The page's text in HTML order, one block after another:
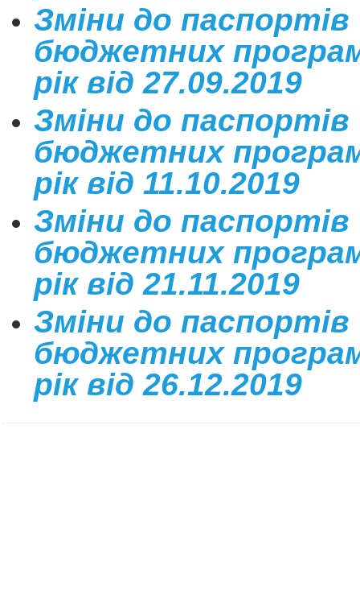
Зміни до паспортів
бюджетних
рік від 27.09.2019
Зміни до паспортів
бюджетних
рік від 11.10.2019
Зміни до паспортів
бюджетних
рік від 21.11.2019
Зміни до паспортів
бюджетних
рік від 26.12.2019